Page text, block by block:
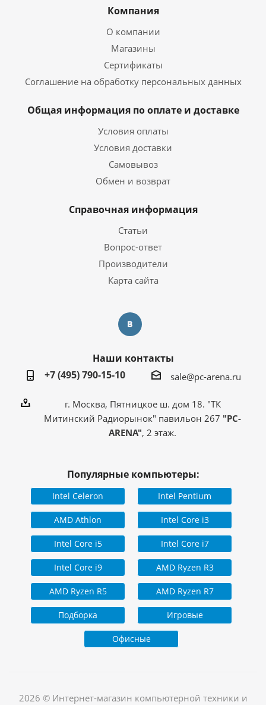
Компания
О компании
Магазины
Сертификаты
Соглашение на обработку персональных данных
Общая информация по оплате и доставке
Условия оплаты
Условия доставки
Самовывоз
Обмен и возврат
Справочная информация
Статьи
Вопрос-ответ
Производители
Карта сайта
Наши контакты
+7 (495) 790-15-10
sale@pc-arena.ru
г. Москва, Пятницкое ш. дом 18. "ТК
Митинский Радиорынок" павильон 267 "PC-
ARENA", 2 этаж.
Популярные компьютеры:
Intel Celeron Intel Pentium
AMD Athlon Intel Core i3
Intel Core i5 Intel Core i7
Intel Core i9 AMD Ryzen R3
AMD Ryzen R5 AMD Ryzen R7
Подборка Игровые
Офисные
2026 © Интернет-магазин компьютерной техники и